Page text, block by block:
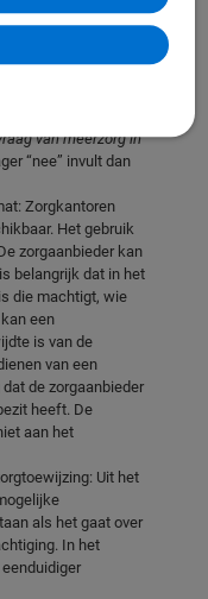
schriftelijke
in
in zijn bezit”.
rekenmodule is een
van meerzorg in
“nee” invult dan
: Zorgkantoren
Het gebruik
zorgaanbieder kan
belangrijk dat in het
die machtigt, wie
een
is van de
van een
de zorgaanbieder
heeft. De
aan het
: Uit het
als het gaat over
In het